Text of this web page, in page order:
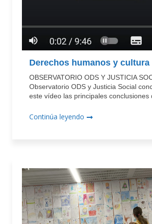
Derechos humanos y cultura
OBSERVATORIO ODS Y JUSTICIA
Observatorio ODS y Justicia Social
este vídeo las principales conclusiones
Continúa leyendo